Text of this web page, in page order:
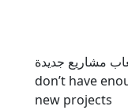
مشاريع جديدة
don’t have
new projects